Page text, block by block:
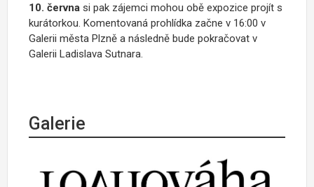
10. června si pak zájemci mohou obě expozice projít s
kurátorkou. Komentovaná prohlídka začne v 16:00 v
Galerii města Plzně a následně bude pokračovat v
Galerii Ladislava Sutnara.
Galerie